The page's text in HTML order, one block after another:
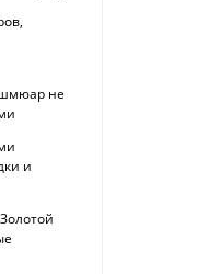
шмюар не
и